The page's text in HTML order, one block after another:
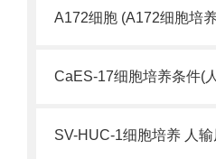
A172细胞 (A172细胞培
CaES-17细胞培养条件(